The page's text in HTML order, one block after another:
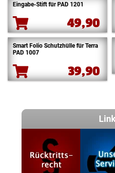
Eingabe-Stift für PAD 1201
49,90
Smart Folio Schutzhülle für Terra
PAD 1007
39,90